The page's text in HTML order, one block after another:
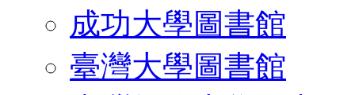
成功大學圖書館
臺灣大學圖書館